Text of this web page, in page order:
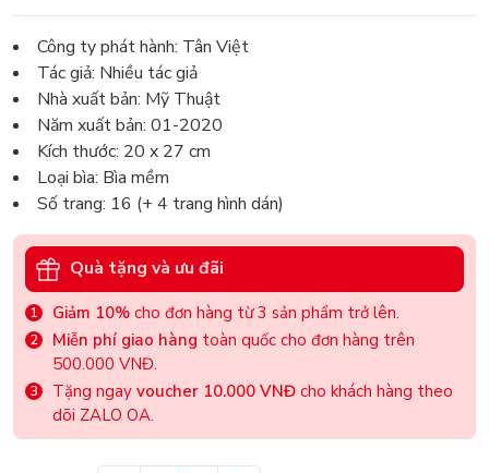
Công ty phát hành: Tân Việt
Tác giả: Nhiều tác giả
Nhà xuất bản: Mỹ Thuật
Năm xuất bản: 01-2020
Kích thước: 20 x 27 cm
Loại bìa: Bìa mềm
Số trang: 16 (+ 4 trang hình dán)
Quà tặng và ưu đãi
Giảm 10% cho đơn hàng từ 3 sản phẩm trở lên.
Miễn phí giao hàng toàn quốc cho đơn hàng trên
500.000 VNĐ.
Tặng ngay voucher 10.000 VNĐ cho khách hàng theo
dõi ZALO OA.